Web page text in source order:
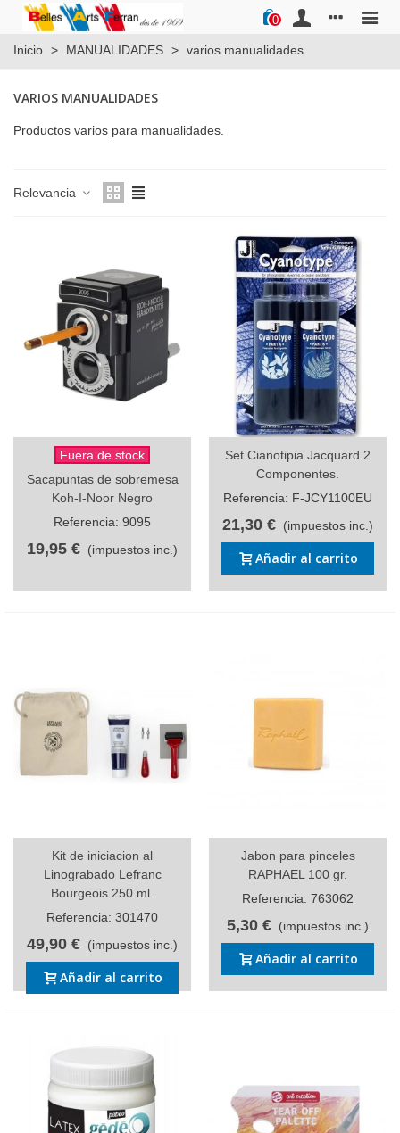
0
Inicio > MANUALIDADES > varios manualidades
VARIOS MANUALIDADES
Productos varios para manualidades.
Relevancia
Fuera de stock
Sacapuntas de sobremesa
Koh-I-Noor Negro
Referencia: 9095
19,95 € (impuestos inc.)
Set Cianotipia Jacquard 2
Componentes.
Referencia: F-JCY1100EU
21,30 € (impuestos inc.)
Añadir al carrito
Kit de iniciacion al
Linograbado Lefranc
Bourgeois 250 ml.
Referencia: 301470
49,90 € (impuestos inc.)
Añadir al carrito
Jabon para pinceles
RAPHAEL 100 gr.
Referencia: 763062
5,30 € (impuestos inc.)
Añadir al carrito